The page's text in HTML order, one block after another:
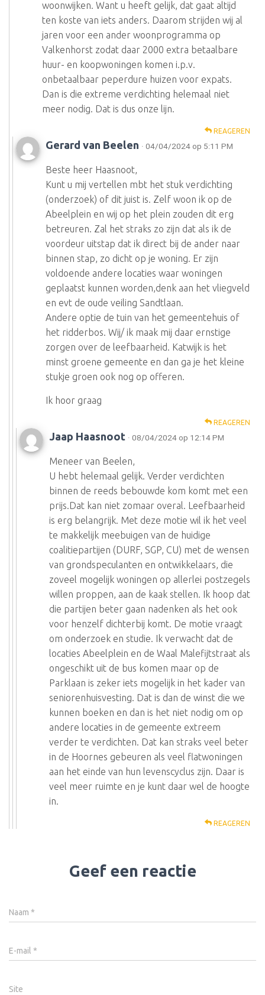
woonwijken. Want u heeft gelijk, dat gaat altijd
ten koste van iets anders. Daarom strijden wij al
jaren voor een ander woonprogramma op
Valkenhorst zodat daar 2000 extra betaalbare
huur- en koopwoningen komen i.p.v.
onbetaalbaar peperdure huizen voor expats.
Dan is die extreme verdichting helemaal niet
meer nodig. Dat is dus onze lijn.
REAGEREN
Gerard van Beelen · 04/04/2024 op 5:11 PM
Beste heer Haasnoot,
Kunt u mij vertellen mbt het stuk verdichting
(onderzoek) of dit juist is. Zelf woon ik op de
Abeelplein en wij op het plein zouden dit erg
betreuren. Zal het straks zo zijn dat als ik de
voordeur uitstap dat ik direct bij de ander naar
binnen stap, zo dicht op je woning. Er zijn
voldoende andere locaties waar woningen
geplaatst kunnen worden,denk aan het vliegveld
en evt de oude veiling Sandtlaan.
Andere optie de tuin van het gemeentehuis of
het ridderbos. Wij/ ik maak mij daar ernstige
zorgen over de leefbaarheid. Katwijk is het
minst groene gemeente en dan ga je het kleine
stukje groen ook nog op offeren.
Ik hoor graag
REAGEREN
Jaap Haasnoot · 08/04/2024 op 12:14 PM
Meneer van Beelen,
U hebt helemaal gelijk. Verder verdichten
binnen de reeds bebouwde kom komt met een
prijs.Dat kan niet zomaar overal. Leefbaarheid
is erg belangrijk. Met deze motie wil ik het veel
te makkelijk meebuigen van de huidige
coalitiepartijen (DURF, SGP, CU) met de wensen
van grondspeculanten en ontwikkelaars, die
zoveel mogelijk woningen op allerlei postzegels
willen proppen, aan de kaak stellen. Ik hoop dat
die partijen beter gaan nadenken als het ook
voor henzelf dichterbij komt. De motie vraagt
om onderzoek en studie. Ik verwacht dat de
locaties Abeelplein en de Waal Malefijtstraat als
ongeschikt uit de bus komen maar op de
Parklaan is zeker iets mogelijk in het kader van
seniorenhuisvesting. Dat is dan de winst die we
kunnen boeken en dan is het niet nodig om op
andere locaties in de gemeente extreem
verder te verdichten. Dat kan straks veel beter
in de Hoornes gebeuren als veel flatwoningen
aan het einde van hun levenscyclus zijn. Daar is
veel meer ruimte en je kunt daar wel de hoogte
in.
REAGEREN
Geef een reactie
Naam *
E-mail *
Site